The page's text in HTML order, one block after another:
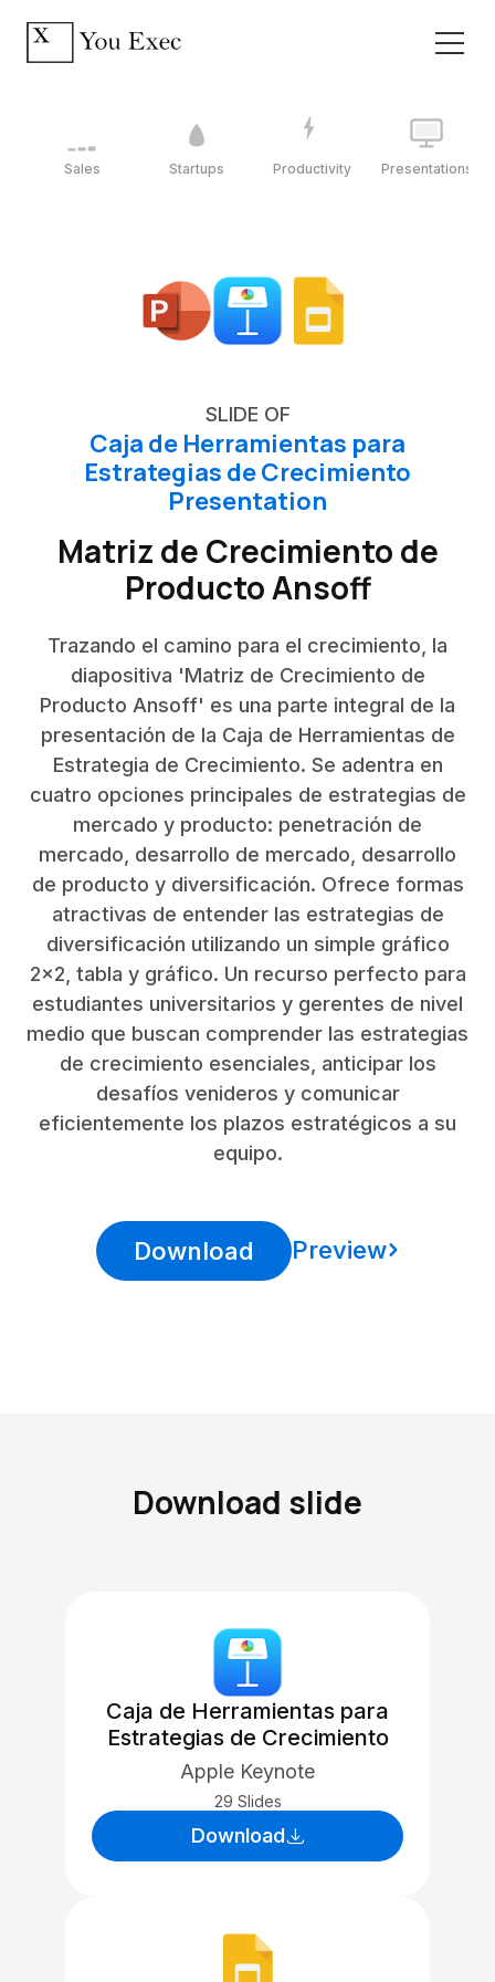
Sales Startups Productivity Presentations
SLIDE OF
Caja de Herramientas para
Estrategias de Crecimiento
Presentation
Matriz de Crecimiento de
Producto Ansoff
Trazando el camino para el crecimiento, la
diapositiva 'Matriz de Crecimiento de
Producto Ansoff' es una parte integral de la
presentación de la Caja de Herramientas de
Estrategia de Crecimiento. Se adentra en
cuatro opciones principales de estrategias de
mercado y producto: penetración de
mercado, desarrollo de mercado, desarrollo
de producto y diversificación. Ofrece formas
atractivas de entender las estrategias de
diversificación utilizando un simple gráfico
2x2, tabla y gráfico. Un recurso perfecto para
estudiantes universitarios y gerentes de nivel
medio que buscan comprender las estrategias
de crecimiento esenciales, anticipar los
desafíos venideros y comunicar
eficientemente los plazos estratégicos a su
equipo.
Download Preview
Download slide
Caja de Herramientas para
Estrategias de Crecimiento
Apple Keynote
29 Slides
Download